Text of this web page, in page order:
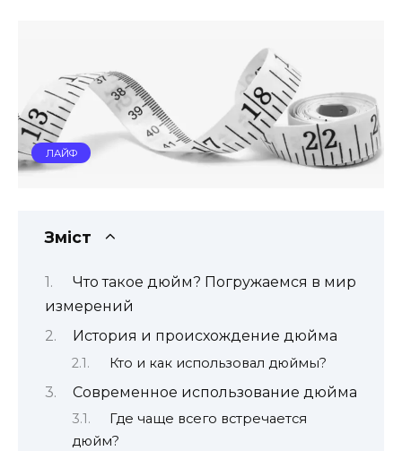
ЛАЙФ
Зміст
Что такое дюйм? Погружаемся в мир
измерений
История и происхождение дюйма
Кто и как использовал дюймы?
Современное использование дюйма
Где чаще всего встречается
дюйм?